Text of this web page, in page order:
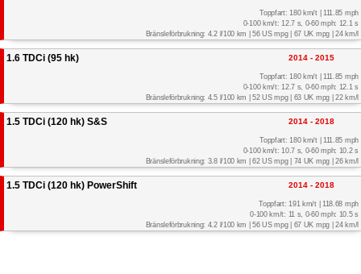
Toppfart: 180 km/t | 111.85 mph
0-100 km/t: 12.7 s, 0-60 mph: 12.1 s
Bränsleförbrukning: 4.2 l/100 km | 56 US mpg | 67 UK mpg | 24 km/l
1.6 TDCi (95 hk) 2014 - 2015
Toppfart: 180 km/t | 111.85 mph
0-100 km/t: 12.7 s, 0-60 mph: 12.1 s
Bränsleförbrukning: 4.5 l/100 km | 52 US mpg | 63 UK mpg | 22 km/l
1.5 TDCi (120 hk) S&S 2014 - 2018
Toppfart: 180 km/t | 111.85 mph
0-100 km/t: 10.7 s, 0-60 mph: 10.2 s
Bränsleförbrukning: 3.8 l/100 km | 62 US mpg | 74 UK mpg | 26 km/l
1.5 TDCi (120 hk) PowerShift 2014 - 2018
Toppfart: 191 km/t | 118.68 mph
0-100 km/t: 11 s, 0-60 mph: 10.5 s
Bränsleförbrukning: 4.2 l/100 km | 56 US mpg | 67 UK mpg | 24 km/l